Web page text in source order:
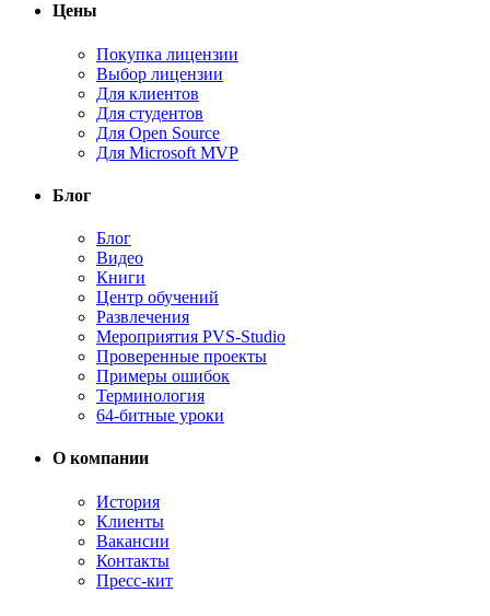
Цены
Покупка лицензии
Выбор лицензии
Для клиентов
Для студентов
Для Open Source
Для Microsoft MVP
Блог
Блог
Видео
Книги
Центр обучений
Развлечения
Мероприятия PVS-Studio
Проверенные проекты
Примеры ошибок
Терминология
64-битные уроки
О компании
История
Клиенты
Вакансии
Контакты
Пресс-кит